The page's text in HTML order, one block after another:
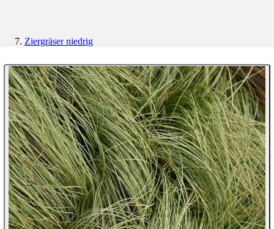
Ziergräser niedrig